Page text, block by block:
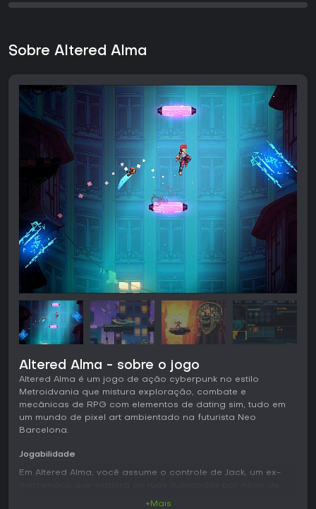
Sobre Altered Alma
Altered Alma - sobre o jogo
Altered Alma é um jogo de ação cyberpunk no estilo
Metroidvania que mistura exploração, combate e
mecânicas de RPG com elementos de dating sim, tudo em
um mundo de pixel art ambientado na futurista Neo
Barcelona.
Jogabilidade
Em Altered Alma, você assume o controle de Jack, um ex-
+Mais